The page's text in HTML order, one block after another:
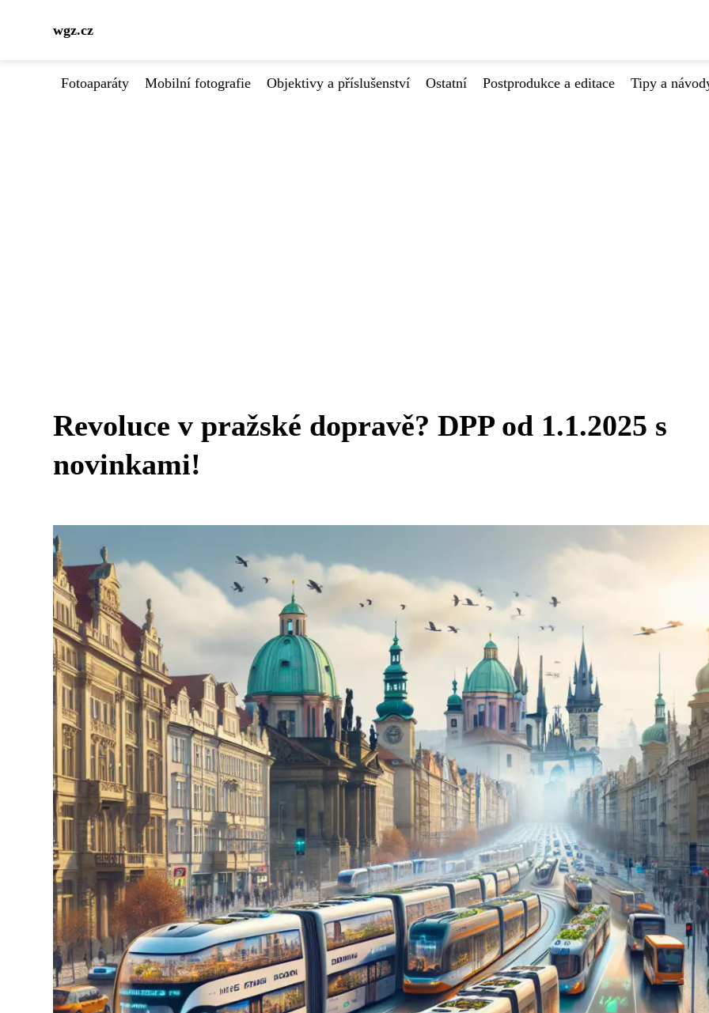
wgz.cz
Fotoaparáty Mobilní fotografie Objektivy a příslušenství Ostatní Postprodukce a editace Tipy a
Revoluce v pražské dopravě? DPP od 1.1.2025 s
novinkami!